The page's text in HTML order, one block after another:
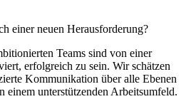
einer neuen Herausforderung?
Teams sind von einer
erfolgreich zu sein. Wir schätzen
Kommunikation über alle Ebenen
einem unterstützenden Arbeitsumfeld.